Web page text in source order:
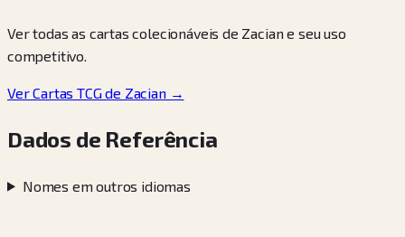
Ver todas as cartas colecionáveis de Zacian e seu uso
competitivo.
Ver Cartas TCG de Zacian →
Dados de Referência
Nomes em outros idiomas